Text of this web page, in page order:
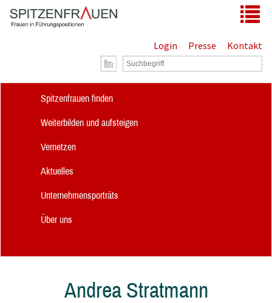
Zum Hauptinhalt springen
Login Presse Kontakt
Spitzenfrauen finden
Weiterbilden und aufsteigen
Vernetzen
Aktuelles
Unternehmensporträts
Über uns
Andrea Stratmann